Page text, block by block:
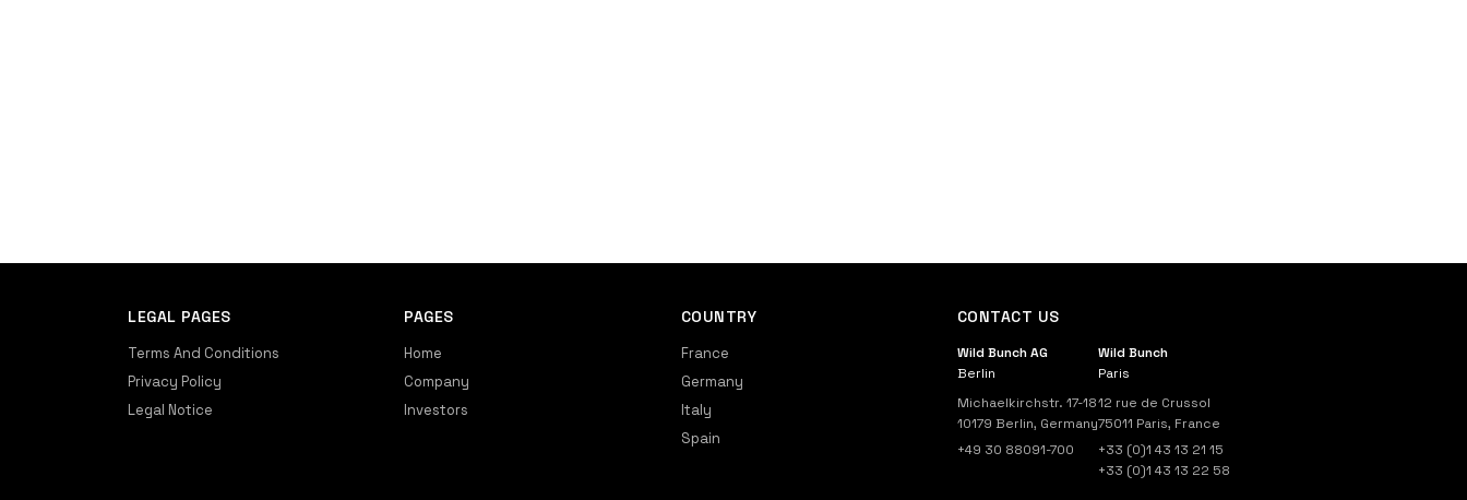
LEGAL PAGES
Terms And Conditions
Privacy Policy
Legal Notice
PAGES
Home
Company
Investors
COUNTRY
France
Germany
Italy
Spain
CONTACT US
Wild Bunch AG
Berlin
Michaelkirchstr. 17-18
10179 Berlin, Germany
+49 30 88091-700
Wild Bunch
Paris
12 rue de Crussol
75011 Paris, France
+33 (0)1 43 13 21 15
+33 (0)1 43 13 22 58